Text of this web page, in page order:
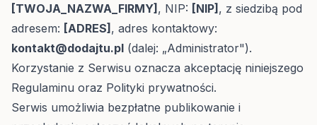
[TWOJA_NAZWA_FIRMY] , NIP: [NIP] , z siedzibą pod
adresem: [ADRES] , adres kontaktowy:
kontakt@dodajtu.pl (dalej: „Administrator").
Korzystanie z Serwisu oznacza akceptację niniejszego
Regulaminu oraz Polityki prywatności.
Serwis umożliwia bezpłatne publikowanie i